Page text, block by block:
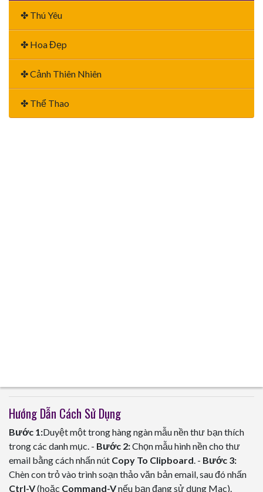
✤ Thú Yêu
✤ Hoa Đẹp
✤ Cảnh Thiên Nhiên
✤ Thể Thao
Hướng Dẫn Cách Sử Dụng
Bước 1:Duyệt một trong hàng ngàn mẫu nền thư bạn thích
trong các danh mục. - Bước 2:Chọn mẫu hình nền cho thư
email bằng cách nhấn nút Copy To Clipboard. - Bước 3:
Chèn con trỏ vào trình soạn thảo văn bản email, sau đó nhấn
Ctrl-V(hoặc Command-Vnếu bạn đang sử dụng Mac).